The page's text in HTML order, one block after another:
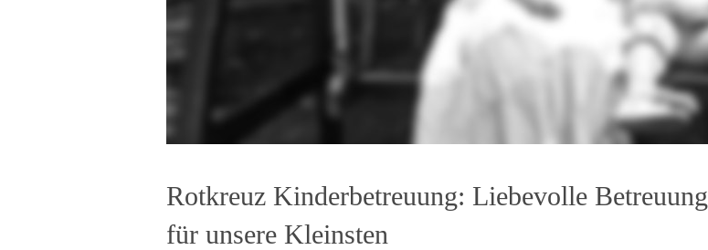
Rotkreuz Kinderbetreuung: Liebevolle Betreuung
für unsere Kleinsten